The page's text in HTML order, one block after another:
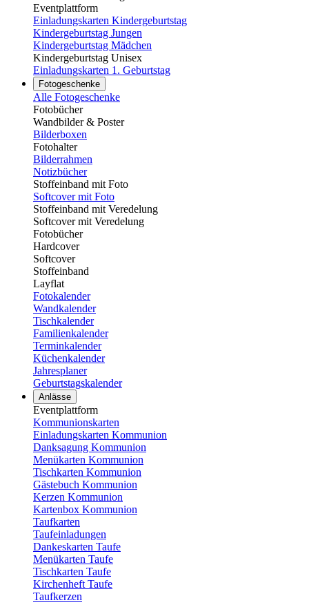
Eventplattform
Einladungskarten Kindergeburtstag
Kindergeburtstag Jungen
Kindergeburtstag Mädchen
Kindergeburtstag Unisex
Einladungskarten 1. Geburtstag
Fotogeschenke
Alle Fotogeschenke
Fotobücher
Wandbilder & Poster
Bilderboxen
Fotohalter
Bilderrahmen
Notizbücher
Stoffeinband mit Foto
Softcover mit Foto
Stoffeinband mit Veredelung
Softcover mit Veredelung
Fotobücher
Hardcover
Softcover
Stoffeinband
Layflat
Fotokalender
Wandkalender
Tischkalender
Familienkalender
Terminkalender
Küchenkalender
Jahresplaner
Geburtstagskalender
Anlässe
Eventplattform
Kommunionskarten
Einladungskarten Kommunion
Danksagung Kommunion
Menükarten Kommunion
Tischkarten Kommunion
Gästebuch Kommunion
Kerzen Kommunion
Kartenbox Kommunion
Taufkarten
Taufeinladungen
Dankeskarten Taufe
Menükarten Taufe
Tischkarten Taufe
Kirchenheft Taufe
Taufkerzen